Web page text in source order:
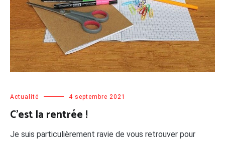
Actualité 4 septembre 2021
C’est la rentrée !
Je suis particulièrement ravie de vous retrouver pour